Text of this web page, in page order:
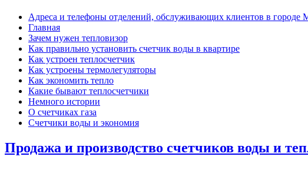
Адреса и телефоны отделений, обслуживающих клиентов в городе
Главная
Зачем нужен тепловизор
Как правильно установить счетчик воды в квартире
Как устроен теплосчетчик
Как устроены термолегуляторы
Как экономить тепло
Какие бывают теплосчетчики
Немного истории
О счетчиках газа
Счетчики воды и экономия
Продажа и производство счетчиков воды и